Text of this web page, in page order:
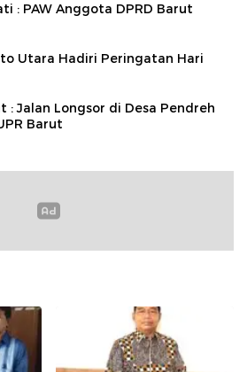
: PAW Anggota DPRD Barut
Utara Hadiri Peringatan Hari
: Jalan Longsor di Desa Pendreh
Barut